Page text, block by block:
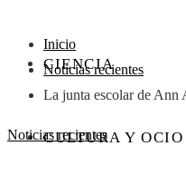
CIENCIA
CULTURA Y OCIO
Inicio
Noticias recientes
La junta escolar de Ann
Noticias recientes